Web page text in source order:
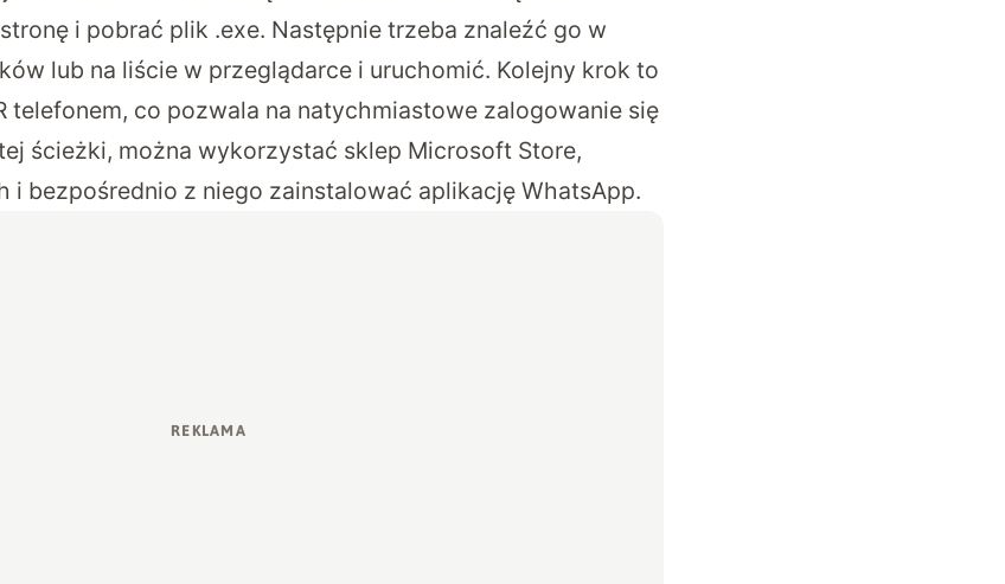
i pobrać plik .exe. Następnie trzeba znaleźć go w
lub na liście w przeglądarce i uruchomić. Kolejny krok to
telefonem, co pozwala na natychmiastowe zalogowanie się
ścieżki, można wykorzystać sklep Microsoft Store,
i bezpośrednio z niego zainstalować aplikację WhatsApp.